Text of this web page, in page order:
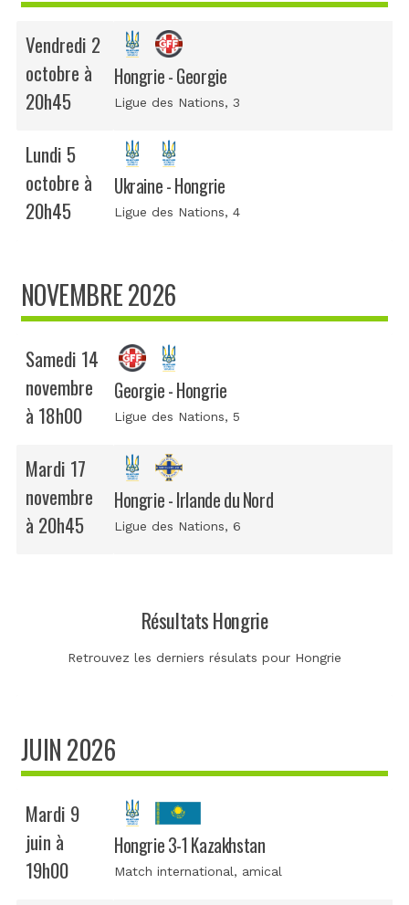
Vendredi 2
octobre à
20h45
Hongrie - Georgie
Ligue des Nations, 3
Lundi 5
octobre à
20h45
Ukraine - Hongrie
Ligue des Nations, 4
NOVEMBRE 2026
Samedi 14
novembre
à 18h00
Georgie - Hongrie
Ligue des Nations, 5
Mardi 17
novembre
à 20h45
Hongrie - Irlande du Nord
Ligue des Nations, 6
Résultats Hongrie
Retrouvez les derniers résulats pour Hongrie
JUIN 2026
Mardi 9
juin à
19h00
Hongrie 3-1 Kazakhstan
Match international, amical